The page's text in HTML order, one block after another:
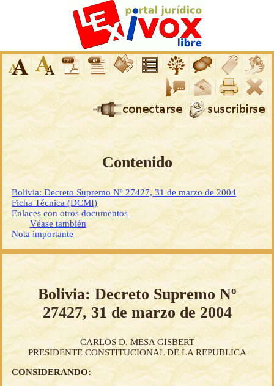
Contenido
Bolivia: Decreto Supremo Nº 27427, 31 de marzo de 2004
Ficha Técnica (DCMI)
Enlaces con otros documentos
Véase también
Nota importante
Bolivia: Decreto Supremo Nº
27427, 31 de marzo de 2004
CARLOS D. MESA GISBERT
PRESIDENTE CONSTITUCIONAL DE LA REPUBLICA
CONSIDERANDO: